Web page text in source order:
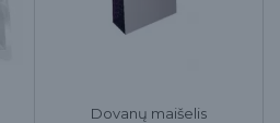
Dovanų maišelis